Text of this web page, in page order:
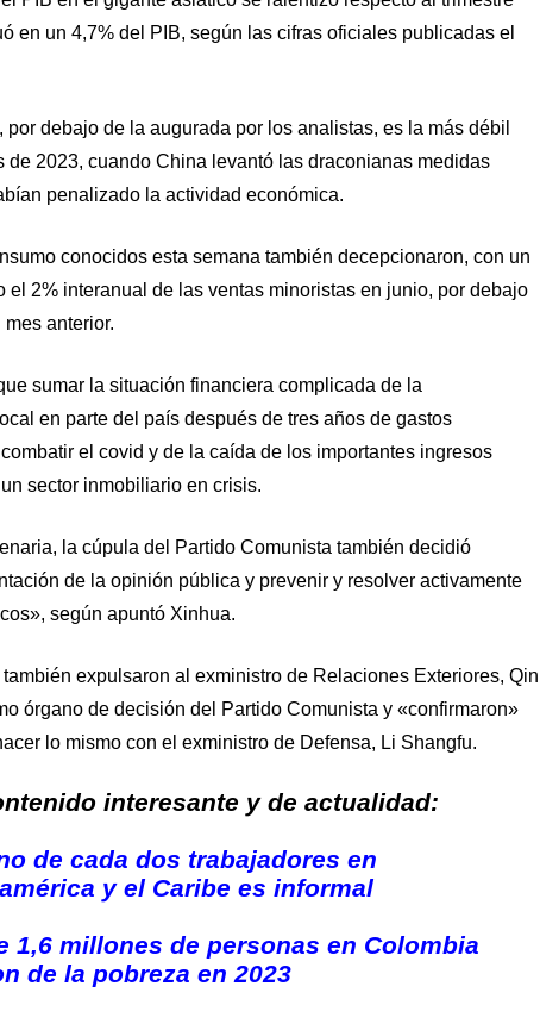
en un 4,7% del PIB, según las cifras oficiales publicadas el
por debajo de la augurada por los analistas, es la más débil
de 2023, cuando China levantó las draconianas medidas
penalizado la actividad económica.
conocidos esta semana también decepcionaron, con un
el 2% interanual de las ventas minoristas en junio, por debajo
anterior.
sumar la situación financiera complicada de la
en parte del país después de tres años de gastos
el covid y de la caída de los importantes ingresos
sector inmobiliario en crisis.
la cúpula del Partido Comunista también decidió
de la opinión pública y prevenir y resolver activamente
según apuntó Xinhua.
expulsaron al exministro de Relaciones Exteriores, Qin
órgano de decisión del Partido Comunista y «confirmaron»
lo mismo con el exministro de Defensa, Li Shangfu.
interesante y de actualidad:
de cada dos trabajadores en
y el Caribe es informal
1,6 millones de personas en Colombia
de la pobreza en 2023